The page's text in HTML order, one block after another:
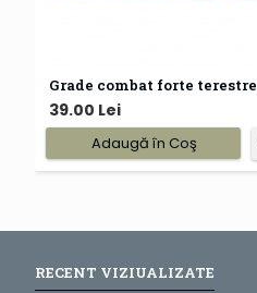
Grade combat forte terestre
39.00 Lei
Adaugă în Coş
RECENT VIZIUALIZATE